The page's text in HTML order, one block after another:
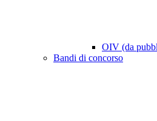
OIV (da
Bandi di concorso